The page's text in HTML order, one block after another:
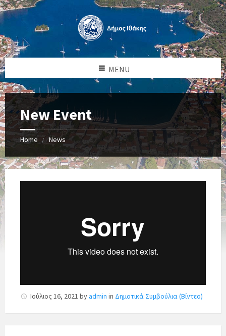
MENU
New Event
Home News
Ιούλιος 16, 2021 byadmin in Δημοτικά Συμβούλια (Βίντεο)